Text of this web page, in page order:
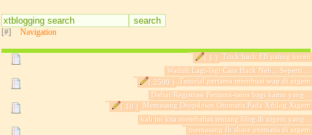
[#] Navigation
Trick hack FB paling keren
( 1 )
Waduh Lagi-lagi Cara Hack Neh... Seperti ...
Tutorial pertama membuat wap di xtgem
( 2500 )
Daftar/Registrasi Pertama-tama bagi kamu yang...
Memasang Dropdown Otomatis Pada Xtblog Xtgem
( 10 )
kali ini kita membahas tentang blog di xtgem yang...
memasang fb share otomatis di xtgem